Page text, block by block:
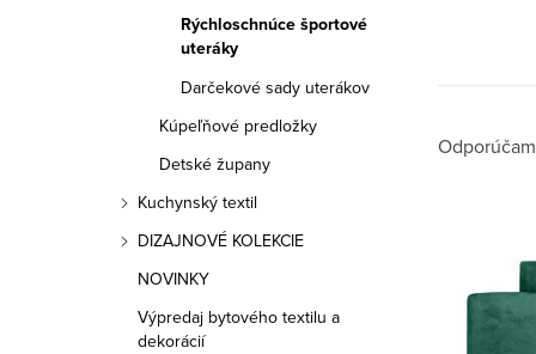
Rýchloschnúce športové
uteráky
Darčekové sady uterákov
Kúpeľňové predložky
Detské župany
Kuchynský textil
DIZAJNOVÉ KOLEKCIE
NOVINKY
Výpredaj bytového textilu a
dekorácií
R